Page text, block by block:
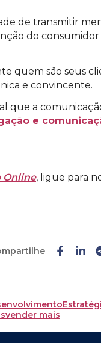
de transmitir
do
são seus
e convincente.
a
e
, ligue para
vender mais